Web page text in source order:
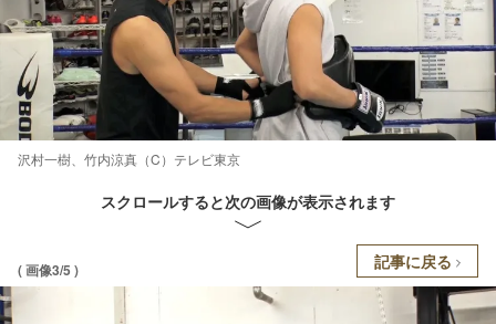
沢村一樹、竹内涼真（C）テレビ東京
スクロールすると次の画像が表示されます
( 画像3/5 ) 記事に戻る